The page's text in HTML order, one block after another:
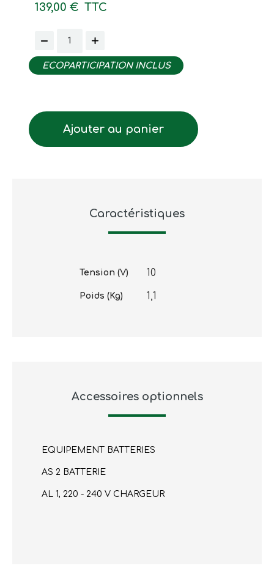
139,00 € TTC
ECOPARTICIPATION INCLUS
Ajouter au panier
Caractéristiques
Tension (V) 10
Poids (Kg) 1,1
Accessoires optionnels
EQUIPEMENT BATTERIES
AS 2 BATTERIE
AL 1, 220 - 240 V CHARGEUR